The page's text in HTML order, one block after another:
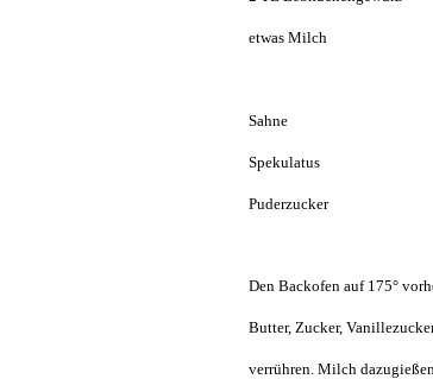
etwas Milch
Sahne
Spekulatus
Puderzucker
Den Backofen auf 175°
Butter, Zucker,
verrühren. Milch